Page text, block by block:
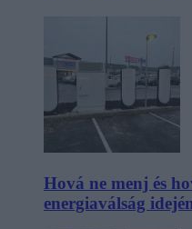
Hová ne menj és
energiaválság